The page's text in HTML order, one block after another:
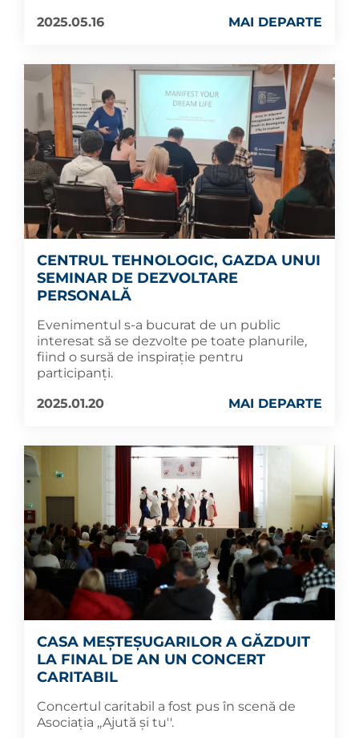
2025.05.16
MAI DEPARTE
CENTRUL TEHNOLOGIC, GAZDA UNUI
SEMINAR DE DEZVOLTARE
PERSONALĂ
Evenimentul s-a bucurat de un public
interesat să se dezvolte pe toate planurile,
fiind o sursă de inspirație pentru
participanți.
2025.01.20
MAI DEPARTE
CASA MEȘTEȘUGARILOR A GĂZDUIT
LA FINAL DE AN UN CONCERT
CARITABIL
Concertul caritabil a fost pus în scenă de
Asociația ,,Ajută și tu''.